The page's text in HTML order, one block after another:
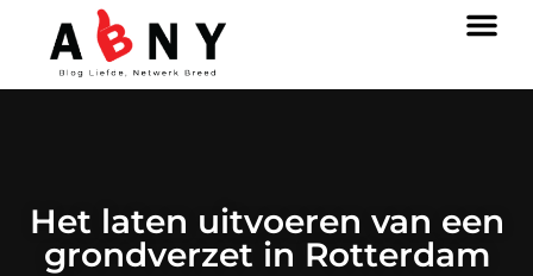
Het laten uitvoeren van een
grondverzet in Rotterdam